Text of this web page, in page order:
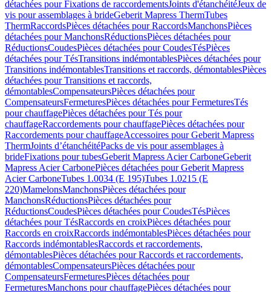
détachées pour Fixations de raccordementsJoints d'étanchéitéJeux de
vis pour assemblages à brideGeberit Mapress ThermTubes
ThermRaccordsPièces détachées pour RaccordsManchonsPièces
détachées pour ManchonsRéductionsPièces détachées pour
RéductionsCoudesPièces détachées pour CoudesTésPièces
détachées pour TésTransitions indémontablesPièces détachées pour
Transitions indémontablesTransitions et raccords, démontablesPièces
détachées pour Transitions et raccords,
démontablesCompensateursPièces détachées pour
CompensateursFermeturesPièces détachées pour FermeturesTés
pour chauffagePièces détachées pour Tés pour
chauffageRaccordements pour chauffagePièces détachées pour
Raccordements pour chauffageAccessoires pour Geberit Mapress
ThermJoints d’étanchéitéPacks de vis pour assemblages à
brideFixations pour tubesGeberit Mapress Acier CarboneGeberit
Mapress Acier CarbonePièces détachées pour Geberit Mapress
Acier CarboneTubes 1.0034 (E 195)Tubes 1.0215 (E
220)MamelonsManchonsPièces détachées pour
ManchonsRéductionsPièces détachées pour
RéductionsCoudesPièces détachées pour CoudesTésPièces
détachées pour TésRaccords en croixPièces détachées pour
Raccords en croixRaccords indémontablesPièces détachées pour
Raccords indémontablesRaccords et raccordements,
démontablesPièces détachées pour Raccords et raccordements,
démontablesCompensateursPièces détachées pour
CompensateursFermeturesPièces détachées pour
FermeturesManchons pour chauffagePièces détachées pour